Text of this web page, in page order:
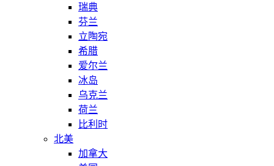
瑞典
芬兰
立陶宛
希腊
爱尔兰
冰岛
乌克兰
荷兰
比利时
北美
加拿大